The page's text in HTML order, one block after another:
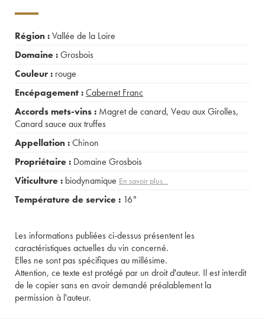
Région :Vallée de la Loire
Domaine :Grosbois
Couleur : rouge
Encépagement :Cabernet Franc
Accords mets-vins : Magret de canard, Veau aux Girolles,
Canard sauce aux truffes
Appellation :Chinon
Propriétaire : Domaine Grosbois
Viticulture : biodynamique En savoir plus...
Température de service : 16°
Les informations publiées ci-dessus présentent les
caractéristiques actuelles du vin concerné.
Elles ne sont pas spécifiques au millésime.
Attention, ce texte est protégé par un droit d'auteur. Il est interdit
de le copier sans en avoir demandé préalablement la
permission à l'auteur.